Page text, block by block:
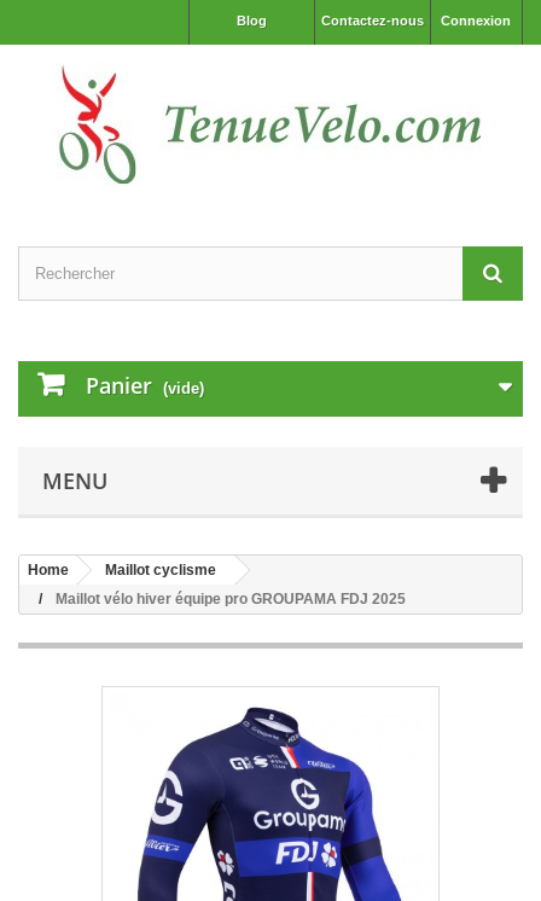
Connexion
Contactez-nous
Blog
Panier (vide)
MENU
Home
Maillot cyclisme
Maillot vélo hiver équipe pro GROUPAMA FDJ 2025